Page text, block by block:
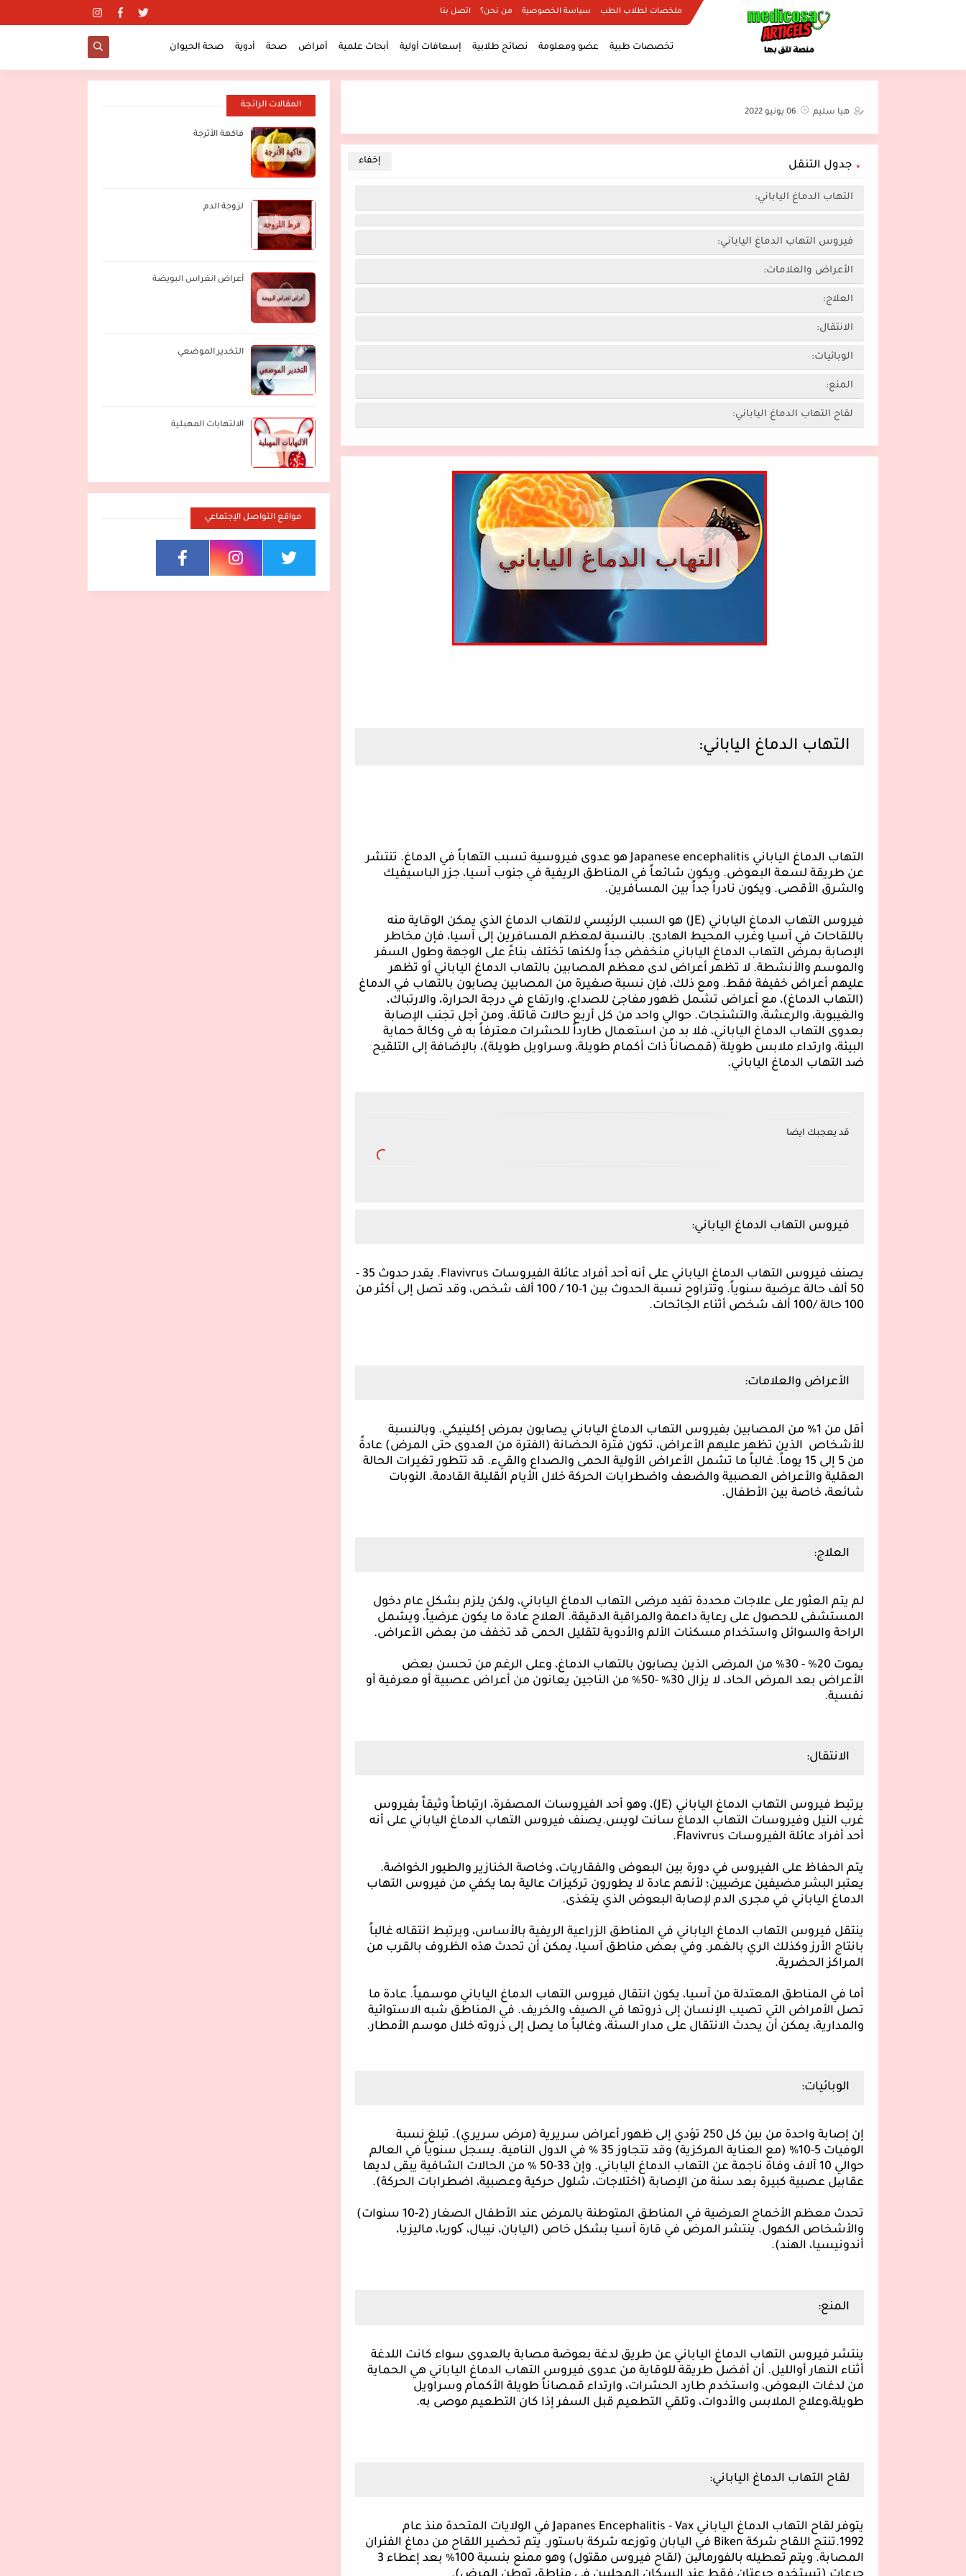
ملخصات لطلاب الطب سياسة الخصوصية من نحن؟ اتصل بنا
تخصصات طبية عضو ومعلومة نصائح طلابية إسعافات أولية أبحاث علمية أمراض صحة أدوية صحة الحيوان
هيا سليم 06 يونيو 2022
جدول التنقل
التهاب الدماغ الياباني:
فيروس التهاب الدماغ الياباني:
الأعراض والعلامات:
العلاج:
الانتقال:
الوبائيات:
المنع:
لقاح التهاب الدماغ الياباني:
التهاب الدماغ الياباني:
التهاب الدماغ الياباني Japanese encephalitisهو عدوى فيروسية تسبب التهاباً في الدماغ. تنتشر
عن طريقة لسعة البعوض. ويكون شائعاً في المناطق الريفية في جنوب آسيا، جزر الباسيفيك
والشرق الأقصى. ويكون نادراً جداً بين المسافرين.
فيروس التهاب الدماغ الياباني (JE) هو السبب الرئيسي لالتهاب الدماغ الذي يمكن الوقاية منه
باللقاحات في آسيا وغرب المحيط الهادئ. بالنسبة لمعظم المسافرين إلى آسيا، فإن مخاطر
الإصابة بمرض التهاب الدماغ الياباني منخفض جداً ولكنها تختلف بناءً على الوجهة وطول السفر
والموسم والأنشطة. لا تظهر أعراض لدى معظم المصابين بالتهاب الدماغ الياباني أو تظهر
عليهم أعراض خفيفة فقط. ومع ذلك، فإن نسبة صغيرة من المصابين يصابون بالتهاب في الدماغ
(التهاب الدماغ)، مع أعراض تشمل ظهور مفاجئ للصداع، وارتفاع في درجة الحرارة، والارتباك،
والغيبوبة، والرعشة، والتشنجات. حوالي واحد من كل أربع حالات قاتلة. ومن أجل تجنب الإصابة
بعدوى التهاب الدماغ الياباني، فلا بد من استعمال طارداً للحشرات معترفاً به في وكالة حماية
البيئة، وارتداء ملابس طويلة (قمصاناً ذات أكمام طويلة، وسراويل طويلة)، بالإضافة إلى التلقيح
ضد التهاب الدماغ الياباني.
قد يعجبك ايضا
فيروس التهاب الدماغ الياباني:
يصنف فيروس التهاب الدماغ الياباني على أنه أحد أفراد عائلة الفيروسات Flavivrus
.
يقدر حدوث 35 -
50 ألف حالة عرضية سنوياً. وتتراوح نسبة الحدوث بين 1-10 / 100 ألف شخص، وقد تصل إلى أكثر من
100 حالة /100 ألف شخص أثناء الجائحات.
الأعراض والعلامات:
أقل من 1٪ من المصابين بفيروس التهاب الدماغ الياباني يصابون بمرض إكلينيكي. وبالنسبة
للأشخاص الذين تظهر عليهم الأعراض، تكون فترة الحضانة (الفترة من العدوى حتى المرض) عادةً
من 5 إلى 15 يوماً. غالباً ما تشمل الأعراض الأولية الحمى والصداع والقيء. قد تتطور تغيرات الحالة
العقلية والأعراض العصبية والضعف واضطرابات الحركة خلال الأيام القليلة القادمة. النوبات
شائعة، خاصة بين الأطفال.
العلاج:
لم يتم العثور على علاجات محددة تفيد مرضى التهاب الدماغ الياباني، ولكن يلزم بشكل عام دخول
المستشفى للحصول على رعاية داعمة والمراقبة الدقيقة. العلاج عادة ما يكون عرضياً، ويشمل
الراحة والسوائل واستخدام مسكنات الألم والأدوية لتقليل الحمى قد تخفف من بعض الأعراض.
يموت 20٪ - 30٪ من المرضى الذين يصابون بالتهاب الدماغ، وعلى الرغم من تحسن بعض
الأعراض بعد المرض الحاد، لا يزال 30٪ -50٪ من الناجين يعانون من أعراض عصبية أو معرفية أو
نفسية.
الانتقال:
يرتبط فيروس التهاب الدماغ الياباني (JE)، وهو أحد الفيروسات المصفرة، ارتباطاً وثيقاً بفيروس
غرب النيل وفيروسات التهاب الدماغ سانت لويس.يصنف فيروس التهاب الدماغ الياباني على أنه
أحد أفراد عائلة الفيروسات Flavivrus
.
يتم الحفاظ على الفيروس في دورة بين البعوض والفقاريات، وخاصة الخنازير والطيور الخواضة.
يعتبر البشر مضيفين عرضيين؛ لأنهم عادة لا يطورون تركيزات عالية بما يكفي من فيروس التهاب
الدماغ الياباني في مجرى الدم لإصابة البعوض الذي يتغذى.
ينتقل فيروس التهاب الدماغ الياباني في المناطق الزراعية الريفية بالأساس، ويرتبط انتقاله غالباً
بانتاج الأرز وكذلك الري بالغمر. وفي بعض مناطق آسيا، يمكن أن تحدث هذه الظروف بالقرب من
المراكز الحضرية.
أما في المناطق المعتدلة من آسيا، يكون انتقال فيروس التهاب الدماغ الياباني موسمياً. عادة ما
تصل الأمراض التي تصيب الإنسان إلى ذروتها في الصيف والخريف. في المناطق شبه الاستوائية
والمدارية، يمكن أن يحدث الانتقال على مدار السنة، وغالباً ما يصل إلى ذروته خلال موسم الأمطار.
الوبائيات:
إن إصابة واحدة من بين كل 250 تؤدي إلى ظهور أعراض سريرية (مرض سريري).
تبلغ نسبة
الوفيات 5-10% (مع العناية المركزية) وقد تتجاوز 35 % في الدول النامية. يسجل سنوياً في العالم
حوالي 10 آلاف وفاة ناجمة عن التهاب الدماغ الياباني. وإن 33-50 ٪ من الحالات الشافية يبقى لديها
عقابیل عصبية كبيرة بعد سنة من الإصابة (اختلاجات، شلول حركية وعصبية، اضطرابات الحركة).
تحدث
معظم الأخماج العرضية في المناطق المتوطنة بالمرض عند الأطفال الصغار (2-10 سنوات)
والأشخاص الكهول. ينتشر المرض في قارة آسيا بشكل خاص (اليابان، نيبال، کوریا، ماليزيا،
أندونيسيا، الهند).
المنع:
ينتشرفيروس التهاب الدماغ الياباني عن طريق لدغة بعوضة مصابة بالعدوى سواء كانت اللدغة
أثناء النهار أوالليل. أن أفضل طريقة للوقاية من عدوى فيروس التهاب الدماغ الياباني هي الحماية
من لدغات البعوض، واستخدم طارد الحشرات، وارتداء قمصاناً طويلة الأكمام وسراويل
طويلة،وعلاج الملابس والأدوات، وتلقي التطعيم قبل السفر إذا كان التطعيم موصى به.
لقاح التهاب الدماغ الياباني:
يتوفر لقاح التهاب الدماغ الياباني Japanes Encephalitis - Vax
في الولايات المتحدة منذ عام
1992.تنتج اللقاح شركة
Biken في اليابان وتوزعه شركة باستور. يتم تحضير اللقاح من دماغ الفئران
المصابة. ويتم تعطيله بالفورمالین
(لقاح فيروس مقتول) وهو ممنع بنسبة 100٪ بعد إعطاء 3
المقالات الرائجة
فاكهة الأترجة
لزوجة الدم
أعراض انغراس البويضة
التخدير الموضعي
الالتهابات المهبلية
مواقع التواصل الإجتماعي